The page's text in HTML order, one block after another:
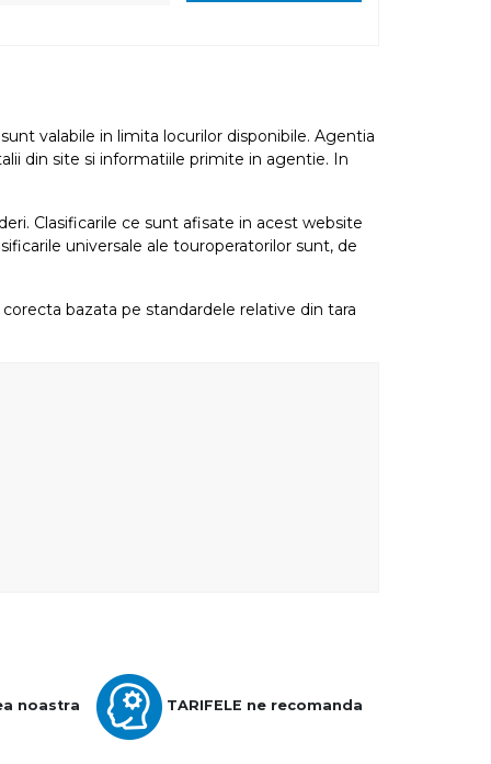
valabile in limita locurilor disponibile. Agentia
din site si informatiile primite in agentie. In
Clasificarile ce sunt afisate in acest website
universale ale touroperatorilor sunt, de
bazata pe standardele relative din tara
noastra TARIFELE ne recomanda